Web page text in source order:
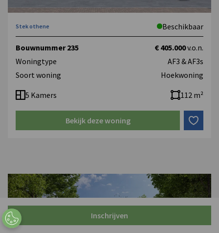
Stek othene Beschikbaar
Bouwnummer 235 € 405.000v.o.n.
Woningtype
AF3 & AF3s
Soort woning
Hoekwoning
5 Kamers 112 m²
Bekijk deze woning
Inschrijven